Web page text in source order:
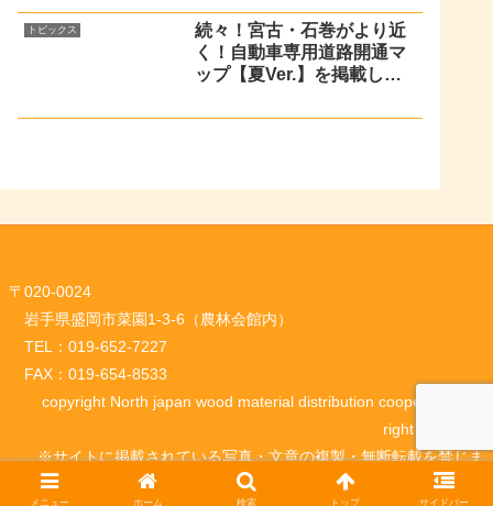
トピックス
続々！宮古・石巻がより近
く！自動車専用道路開通マ
ップ【夏Ver.】を掲載しま
〒020-0024
岩手県盛岡市菜園1-3-6（農林会館内）
TEL：019-652-7227
FAX：019-654-8533
copyright North japan wood material distribution cooperative. All
right reserved.
※サイトに掲載されている写真・文章の複製・無断転載を禁じま
す。
メニュー ホーム 検索 トップ サイドバー